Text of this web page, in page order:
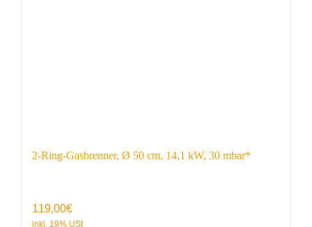
2-Ring-Gasbrenner, Ø 50 cm, 14,1 kW, 30 mbar*
119,00€